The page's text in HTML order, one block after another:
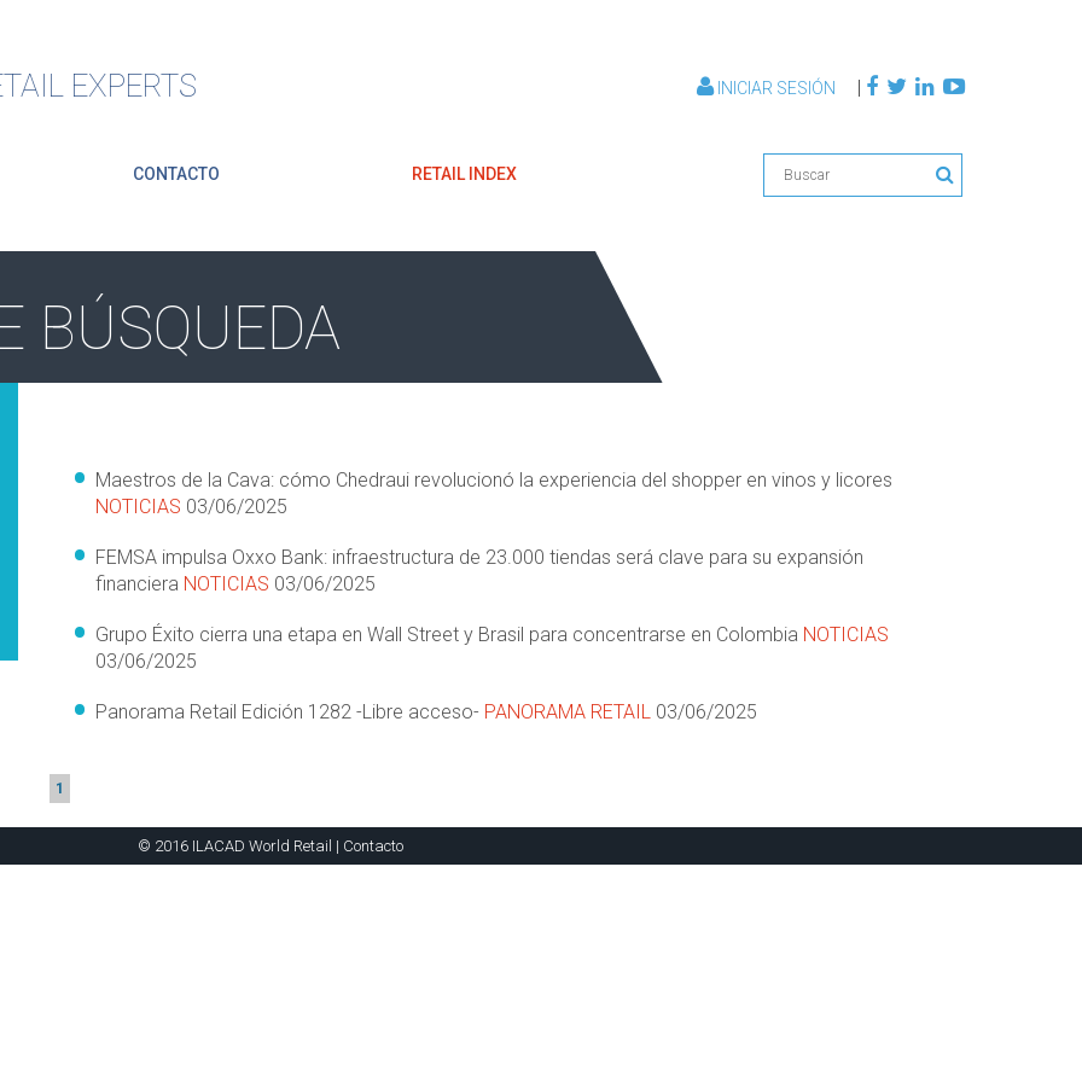
EXPERTS INICIAR SESIÓN |
CONTACTO RETAIL INDEX
BÚSQUEDA
Maestros de la Cava: cómo Chedraui revolucionó la experiencia del shopper en vinos y licores
NOTICIAS 03/06/2025
FEMSA impulsa Oxxo Bank: infraestructura de 23.000 tiendas será clave para su expansión
financiera NOTICIAS 03/06/2025
Grupo Éxito cierra una etapa en Wall Street y Brasil para concentrarse en Colombia NOTICIAS
03/06/2025
Panorama Retail Edición 1282 -Libre acceso- PANORAMA RETAIL 03/06/2025
1
© 2016 ILACAD World Retail | Contacto